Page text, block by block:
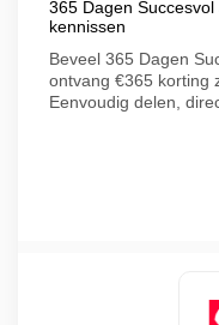
365 Dagen
kennissen
Beveel 365 Dagen
ontvang €365 korting
Eenvoudig delen,